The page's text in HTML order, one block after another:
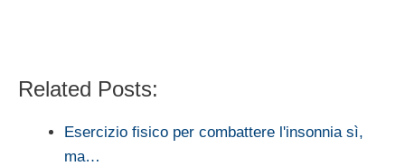
Related Posts:
Esercizio fisico per combattere l'insonnia sì,
ma…